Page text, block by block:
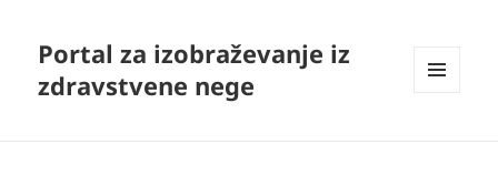
Portal za izobraževanje iz
zdravstvene nege